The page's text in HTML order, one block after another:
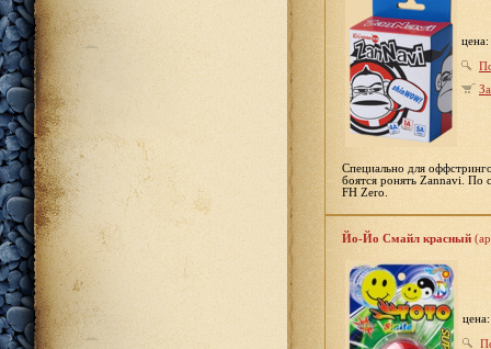
цена:
Специально для
боятся ронять Zannavi. По
FH Zero.
Йо-Йо Смайл красный